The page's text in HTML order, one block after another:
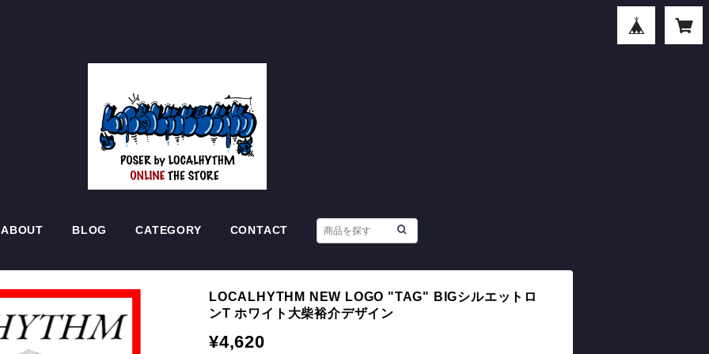
ABOUT BLOG CATEGORY CONTACT
LOCALHYTHM NEW LOGO "TAG" BIGシルエットロ
ンT ホワイト大柴裕介デザイン
¥4,620